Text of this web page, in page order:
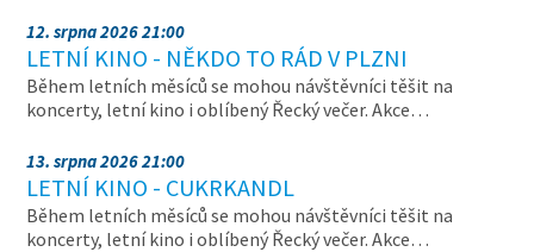
12. srpna 2026 21:00
LETNÍ KINO - NĚKDO TO RÁD V PLZNI
Během letních měsíců se mohou návštěvníci těšit na
koncerty, letní kino i oblíbený Řecký večer. Akce…
13. srpna 2026 21:00
LETNÍ KINO - CUKRKANDL
Během letních měsíců se mohou návštěvníci těšit na
koncerty, letní kino i oblíbený Řecký večer. Akce…